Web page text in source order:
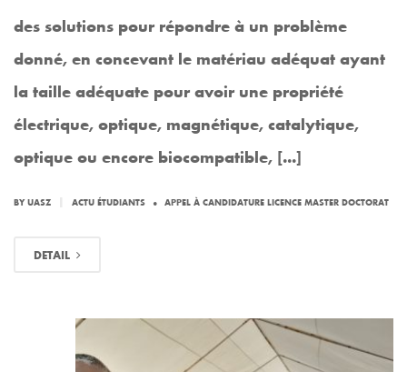
des solutions pour répondre à un problème
donné, en concevant le matériau adéquat ayant
la taille adéquate pour avoir une propriété
électrique, optique, magnétique, catalytique,
optique ou encore biocompatible, [...]
BYUASZ ACTU ÉTUDIANTS . APPEL À CANDIDATURE LICENCE MASTER DOCTORAT
DETAIL